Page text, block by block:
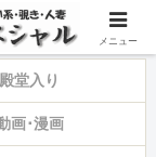
殿堂入り
画･漫画
メニュー